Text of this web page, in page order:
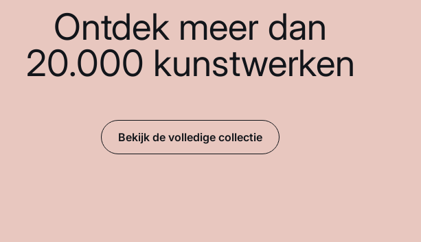
Ontdek meer dan
20.000 kunstwerken
Bekijk de volledige collectie